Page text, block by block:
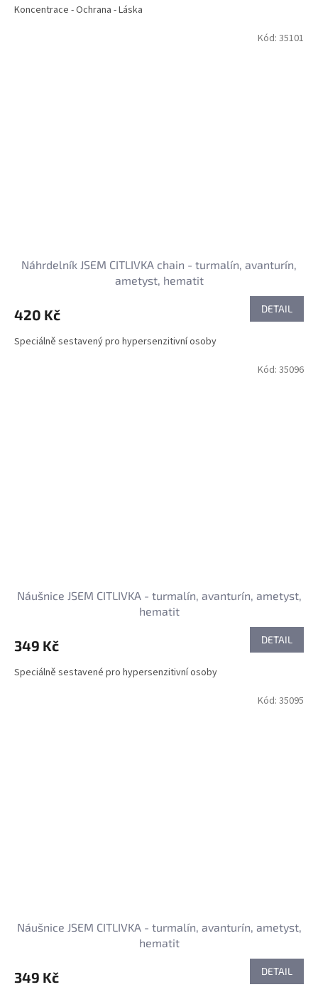
Koncentrace - Ochrana - Láska
Náhrdelník JSEM CITLIVKA chain - turmalín, avanturín,
ametyst, hematit
420 Kč DETAIL
Speciálně sestavený pro hypersenzitivní osoby
Kód: 35101
Náušnice JSEM CITLIVKA - turmalín, avanturín, ametyst,
hematit
349 Kč DETAIL
Speciálně sestavené pro hypersenzitivní osoby
Kód: 35096
Náušnice JSEM CITLIVKA - turmalín, avanturín, ametyst,
hematit
349 Kč DETAIL
Kód: 35095